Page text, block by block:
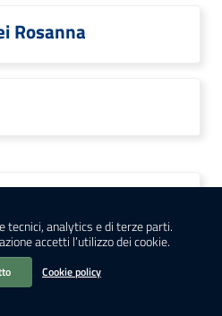
tecnici, analytics e di terze parti.
accetti l’utilizzo dei cookie.
Cookie policy
Rosanna